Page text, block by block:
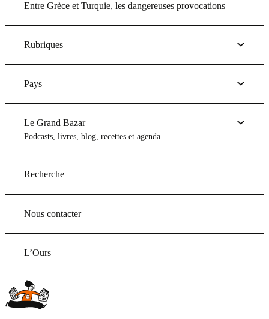
Entre Grèce et Turquie, les dangereuses provocations
Rubriques
Pays
Le Grand Bazar
Podcasts, livres, blog, recettes et agenda
Recherche
Nous contacter
L’Ours